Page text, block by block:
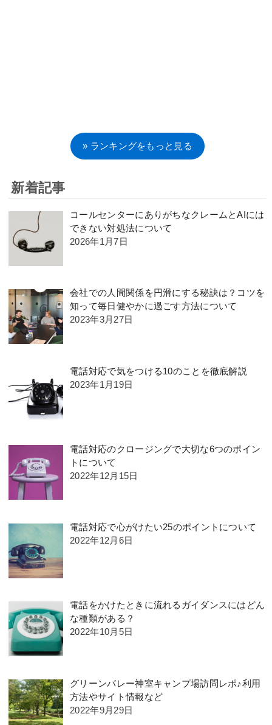
» ランキングをもっと見る
新着記事
コールセンターにありがちなクレームとAIには
できない対処法について
2026年1月7日
会社での人間関係を円滑にする秘訣は？コツを
知って毎日健やかに過ごす方法について
2023年3月27日
電話対応で気をつける10のことを徹底解説
2023年1月19日
電話対応のクロージングで大切な6つのポイン
トについて
2022年12月15日
電話対応で心がけたい25のポイントについて
2022年12月6日
電話をかけたときに流れるガイダンスにはどん
な種類がある？
2022年10月5日
グリーンバレー神室キャンプ場訪問レポ♪利用
方法やサイト情報など
2022年9月29日